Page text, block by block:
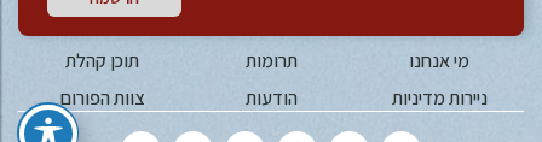
מי אנחנו תרומות
תוכן קהלת
ניירות מדיניות
הודעות צוות הפורום